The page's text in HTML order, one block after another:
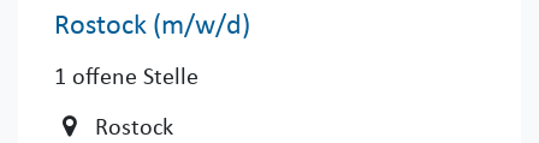
Rostock (m/w/d)
1 offene Stelle
Rostock